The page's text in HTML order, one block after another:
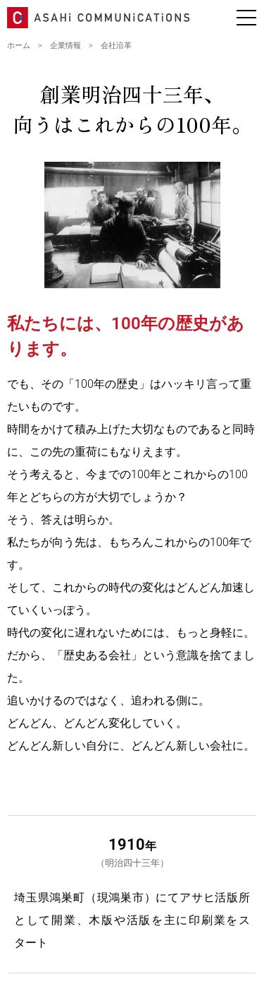
ホーム > 企業情報 > 会社沿革
創業明治四十三年、
向うはこれからの100年。
私たちには、100年の歴史があ
ります。
でも、その「100年の歴史」はハッキリ言って重
たいものです。
時間をかけて積み上げた大切なものであると同時
に、この先の重荷にもなりえます。
そう考えると、今までの100年とこれからの100
年とどちらの方が大切でしょうか？
そう、答えは明らか。
私たちが向う先は、もちろんこれからの100年で
す。
そして、これからの時代の変化はどんどん加速し
ていくいっぽう。
時代の変化に遅れないためには、もっと身軽に。
だから、「歴史ある会社」という意識を捨てまし
た。
追いかけるのではなく、追われる側に。
どんどん、どんどん変化していく。
どんどん新しい自分に、どんどん新しい会社に。
1910年
明治四十三年
埼玉県鴻巣町（現鴻巣市）にてアサヒ活版所
として開業、木版や活版を主に印刷業をス
タート